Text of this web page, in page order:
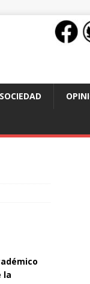
SOCIEDAD
la